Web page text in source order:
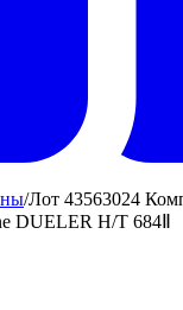
/Лот 43563024
DUELER H/T 684Ⅱ